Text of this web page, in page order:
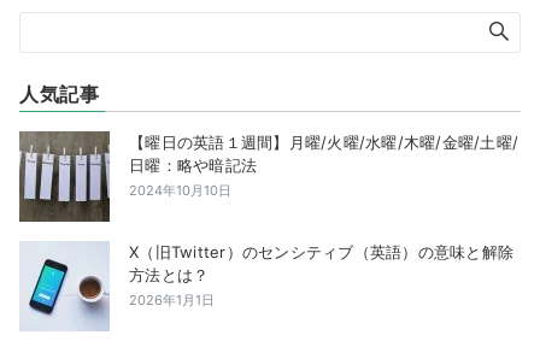
人気記事
【曜日の英語１週間】月曜/火曜/水曜/木曜/金曜/土曜/
日曜：略や暗記法
2024年10月10日
X（旧Twitter）のセンシティブ（英語）の意味と解除
方法とは？
2026年1月1日